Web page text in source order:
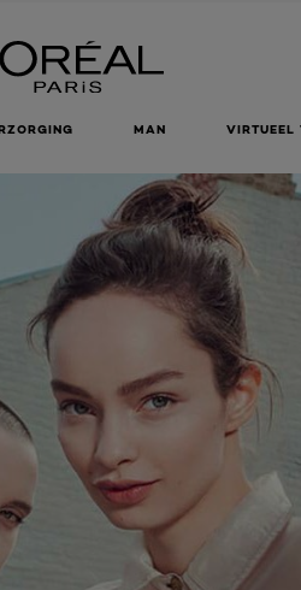
MAN VIRTUEEL